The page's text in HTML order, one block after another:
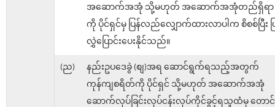
အဆောက်အအုံ သို့မဟုတ် အဆောက်အအုံတည်ရှိရာ
ကို ပိုင်ရှင်မှ ပြန်လည်လျှောက်ထားလာပါက စိစစ်ပြီး
လွှဲပြောင်းပေးနိုင်သည်။
(ည)
နည်းဥပဒေခွဲ (စျ)အရ ဆောင်ရွက်ရသည့်အတွက်
ကုန်ကျစရိတ်ကို ပိုင်ရှင် သို့မဟုတ် အဆောက်အအုံ
ဆောက်လုပ်ခြင်းလုပ်ငန်းလုပ်ကိုင်ခွင့်ရသူထံမှ တောင်